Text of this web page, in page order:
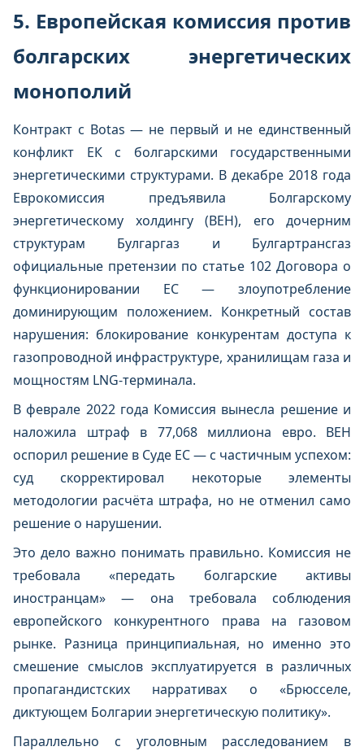
5. Европейская комиссия против
болгарских энергетических
монополий
Контракт с Botas — не первый и не единственный
конфликт ЕК с болгарскими государственными
энергетическими структурами. В декабре 2018 года
Еврокомиссия предъявила Болгарскому
энергетическому холдингу (BEH), его дочерним
структурам Булгаргаз и Булгартрансгаз
официальные претензии по статье 102 Договора о
функционировании ЕС — злоупотребление
доминирующим положением. Конкретный состав
нарушения: блокирование конкурентам доступа к
газопроводной инфраструктуре, хранилищам газа и
мощностям LNG-терминала.
В феврале 2022 года Комиссия вынесла решение и
наложила штраф в 77,068 миллиона евро. BEH
оспорил решение в Суде ЕС — с частичным успехом:
суд скорректировал некоторые элементы
методологии расчёта штрафа, но не отменил само
решение о нарушении.
Это дело важно понимать правильно. Комиссия не
требовала «передать болгарские активы
иностранцам» — она требовала соблюдения
европейского конкурентного права на газовом
рынке. Разница принципиальная, но именно это
смешение смыслов эксплуатируется в различных
пропагандистских нарративах о «Брюсселе,
диктующем Болгарии энергетическую политику».
Параллельно с уголовным расследованием в